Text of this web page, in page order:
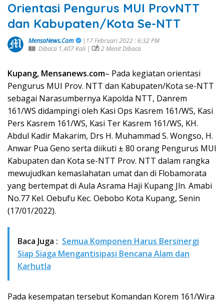
Orientasi Pengurus MUI ProvNTT
dan Kabupaten/Kota Se-NTT
MensaNews.Com
|17 Februari 2022 : 6:32 PM
Dibaca 1,407 Kali |
2 Menit Dibaca
Kupang, Mensanews.com– Pada kegiatan orientasi
Pengurus MUI Prov. NTT dan Kabupaten/Kota se-NTT
sebagai Narasumbernya Kapolda NTT, Danrem
161/WS didampingi oleh Kasi Ops Kasrem 161/WS, Kasi
Pers Kasrem 161/WS, Kasi Ter Kasrem 161/WS, KH.
Abdul Kadir Makarim, Drs H. Muhammad S. Wongso, H.
Anwar Pua Geno serta diikuti ± 80 orang Pengurus MUI
Kabupaten dan Kota se-NTT Prov. NTT dalam rangka
mewujudkan kemaslahatan umat dan di Flobamorata
yang bertempat di Aula Asrama Haji Kupang Jln. Amabi
No.77 Kel. Oebufu Kec. Oebobo Kota Kupang, Senin
(17/01/2022).
Baca Juga : Semua Komponen Harus Bersinergi
Siap Siaga Mengantisipasi Bencana Alam dan
Karhutla
Pada kesempatan tersebut Komandan Korem 161/Wira